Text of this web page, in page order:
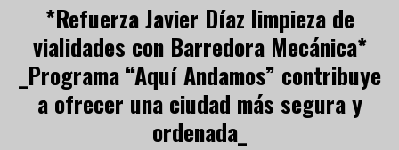
*Refuerza Javier Díaz limpieza de
vialidades con Barredora Mecánica*
_Programa “Aquí Andamos” contribuye
a ofrecer una ciudad más segura y
ordenada_